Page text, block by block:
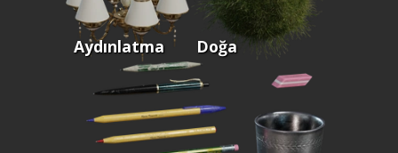
Aydınlatma Doğa